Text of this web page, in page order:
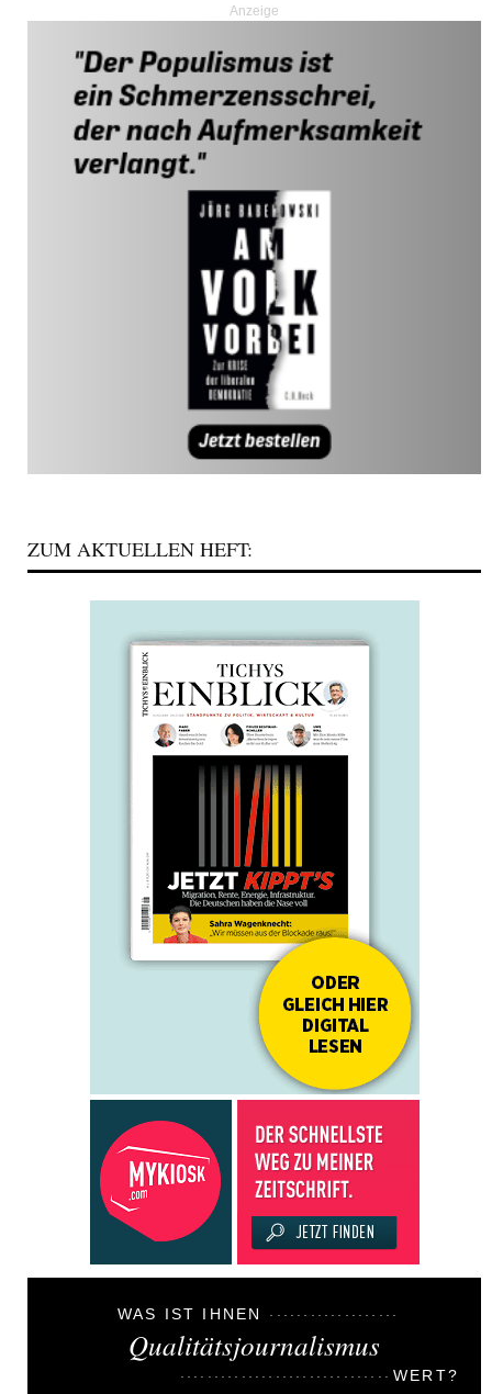
Anzeige
ZUM AKTUELLEN HEFT:
WAS IST IHNEN
Qualitätsjournalismus
WERT?